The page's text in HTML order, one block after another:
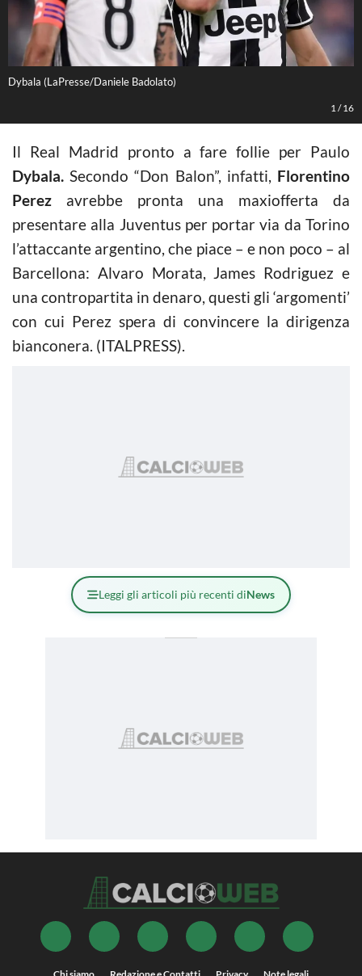
Dybala (LaPresse/Daniele Badolato)
1 /16
Il Real Madrid pronto a fare follie per Paulo
Dybala. Secondo “Don Balon”, infatti, Florentino
Perez avrebbe pronta una maxiofferta da
presentare alla Juventus per portar via da Torino
l’attaccante argentino, che piace – e non poco – al
Barcellona: Alvaro Morata, James Rodriguez e
una contropartita in denaro, questi gli ‘argomenti’
con cui Perez spera di convincere la dirigenza
bianconera. (ITALPRESS).
Leggi gli articoli più recenti diNews